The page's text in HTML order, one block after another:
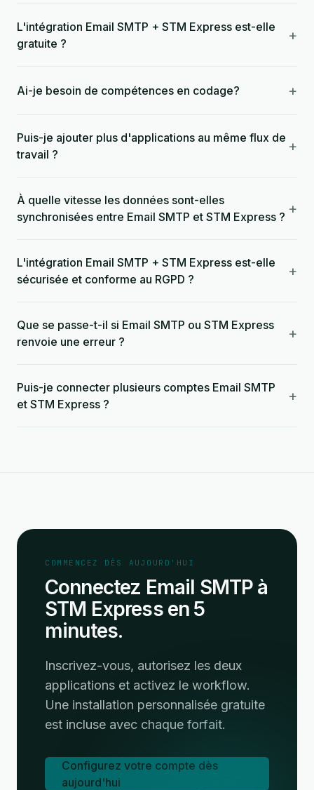
L'intégration Email SMTP + STM Express est-elle
gratuite ?
+
Ai-je besoin de compétences en codage? +
Puis-je ajouter plus d'applications au même flux de
travail ?
+
À quelle vitesse les données sont-elles
synchronisées entre Email SMTP et STM Express ? +
L'intégration Email SMTP + STM Express est-elle
sécurisée et conforme au RGPD ?
+
Que se passe-t-il si Email SMTP ou STM Express
renvoie une erreur ?
+
Puis-je connecter plusieurs comptes Email SMTP
et STM Express ?
+
COMMENCEZ DÈS AUJOURD'HUI
Connectez Email SMTP à
STM Express en 5
minutes.
Inscrivez-vous, autorisez les deux
applications et activez le workflow.
Une installation personnalisée gratuite
est incluse avec chaque forfait.
Configurez votre compte dès
aujourd'hui